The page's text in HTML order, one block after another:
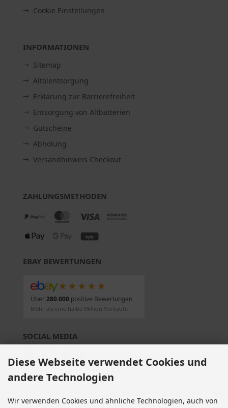
Cookie Einstellungen
INFORMATIONEN
Sitemap
Altölentsorgung
Erklärung zur Barrierefreiheit
Entsorgung von Altbatterien
Gutscheine
Abholung
Versandhinweis Checkout
ZAHLUNGSMETHODEN
EBAY BEWERTUNGEN
★★★★★
Über280.000positive Bewertungen
Mehr als eine halbe Million Verkäufe
SOCIAL MEDIA
entsprechen dem bisherigen Preis bei Motorradteile & Motorrad Ersatzteile.
Diese Webseite verwendet Cookies und
andere Technologien
Wir verwenden Cookies und ähnliche Technologien, auch von